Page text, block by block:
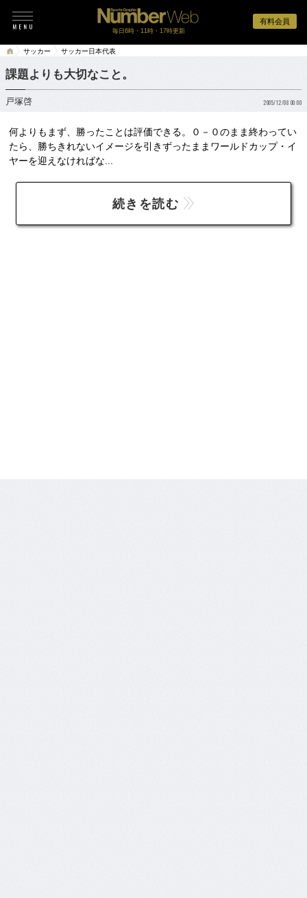
有料会員
毎日6時・11時・17時更新
サッカー サッカー日本代表
課題よりも大切なこと。
戸塚啓 2005/12/08 00:00
何よりもまず、勝ったことは評価できる。０－０のまま終わってい
たら、勝ちきれないイメージを引きずったままワールドカップ・イ
ヤーを迎えなければな...
続きを読む